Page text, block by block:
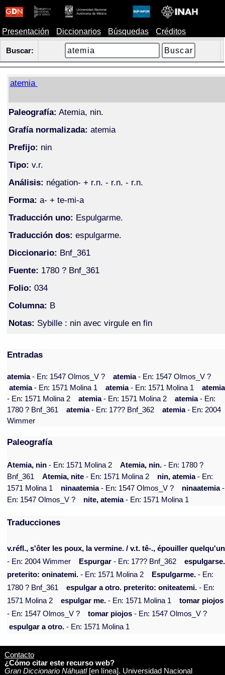
Presentación Diccionarios Búsquedas Créditos
Buscar:
atemia
Paleografía: Atemia, nin.
Grafía normalizada: atemia
Prefijo: nin
Tipo: v.r.
Análisis: négation- + r.n. - r.n. - r.n.
Forma: a- + te-mi-a
Traducción uno: Espulgarme.
Traducción dos: espulgarme.
Diccionario: Bnf_361
Fuente: 1780 ? Bnf_361
Folio: 034
Columna: B
Notas: Sybille : nin avec virgule en fin
Entradas
atemia- En: 1547 Olmos_V ? atemia- En: 1547 Olmos_V ?
atemia- En: 1571 Molina 1 atemia- En: 1571 Molina 1
atemia
- En: 1571 Molina 2
atemia- En: 1571 Molina 2 atemia- En:
1780 ? Bnf_361
atemia- En: 17?? Bnf_362 atemia- En: 2004
Wimmer
Paleografía
Atemia, nin - En: 1571 Molina 2 Atemia, nin. - En: 1780 ?
Bnf_361
Atemia, nite - En: 1571 Molina 2 nin, atemia- En:
1571 Molina 1
ninaatemia- En: 1547 Olmos_V ? ninaatemia-
En: 1547 Olmos_V ?
nite, atemia- En: 1571 Molina 1
Traducciones
v.réfl., s'ôter les poux, la vermine. / v.t. tê-., épouiller
- En: 2004 Wimmer
Espurgar - En: 17?? Bnf_362
espulgarse.
preterito: oninatemi. - En: 1571 Molina 2 Espulgarme. - En:
1780 ? Bnf_361
espulgar a otro. preterito: oniteatemi. - En:
1571 Molina 2
espulgar me. - En: 1571 Molina 1
tomar piojos
- En: 1547 Olmos_V ?
tomar piojos - En: 1547 Olmos_V ?
espulgar a otro. - En: 1571 Molina 1
Contacto
¿Cómo citar este recurso web?
Gran Diccionario Náhuatl[en línea]. Universidad Nacional